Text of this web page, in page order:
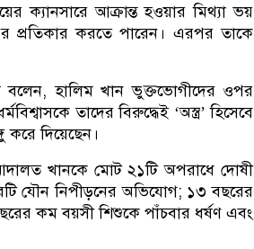
ক্যানসারে আক্রান্ত হওয়ার মিথ্যা ভয়
প্রতিকার করতে পারেন। এরপর তাকে
বলেন, হালিম খান ভুক্তভোগীদের ওপর
তাদের বিরুদ্ধেই ‘অস্ত্র’ হিসেবে
করে দিয়েছেন।
খানকে মোট ২১টি অপরাধে দোষী
যৌন নিপীড়নের অভিযোগ; ১৩ বছরের
কম বয়সী শিশুকে পাঁচবার ধর্ষণ এবং